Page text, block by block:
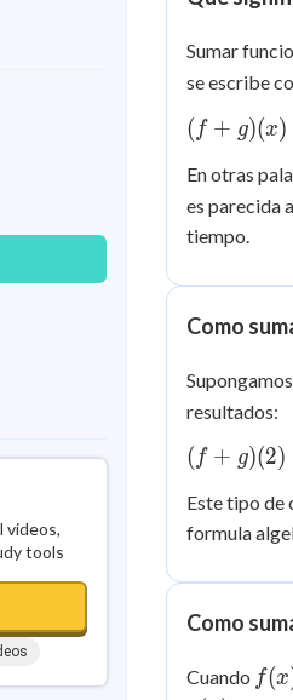
videos,
tools
Best Practice
Read
Best Quiz
Best Streak
in a row
Study Points
+0
Sumar
se escribe
(f+g)
f(x)
+
g(x)
( f + g)(x)
En otras
es parecida
tiempo.
Como
resultados:
(f+g)
f(2)
+
+ 3
( f + g)(2)
Este tipo de
formula
Como
Cuando f(x)
f(x